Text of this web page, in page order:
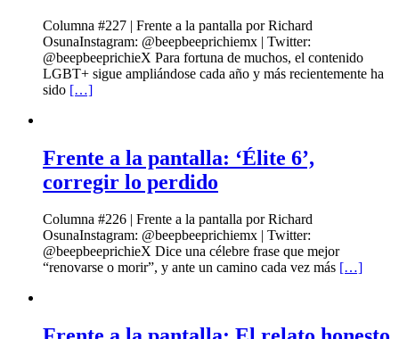
Columna #227 | Frente a la pantalla por Richard
OsunaInstagram: @beepbeeprichiemx | Twitter:
@beepbeeprichieX Para fortuna de muchos, el contenido
LGBT+ sigue ampliándose cada año y más recientemente ha
sido […]
Frente a la pantalla: ‘Élite 6’,
corregir lo perdido
Columna #226 | Frente a la pantalla por Richard
OsunaInstagram: @beepbeeprichiemx | Twitter:
@beepbeeprichieX Dice una célebre frase que mejor
“renovarse o morir”, y ante un camino cada vez más […]